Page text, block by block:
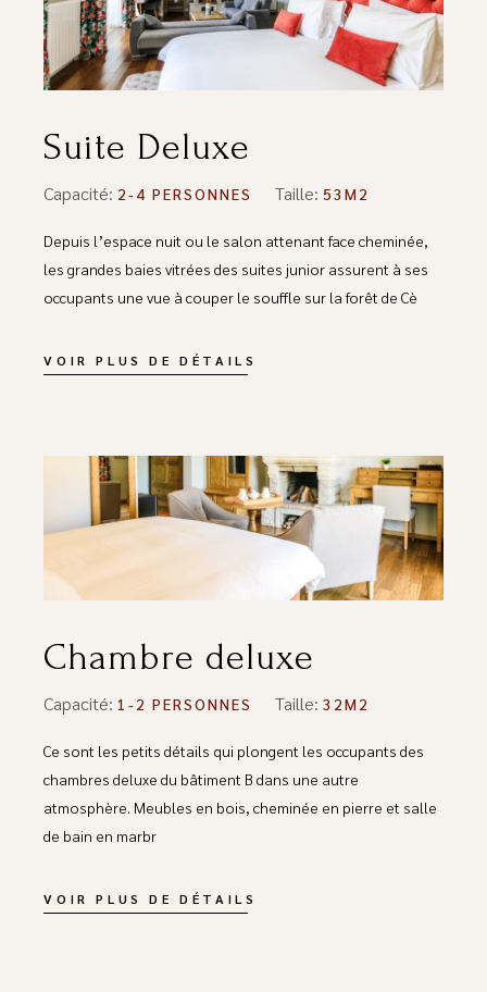
Suite Deluxe
Capacité: 2-4 PERSONNES Taille: 53M2
Depuis l’espace nuit ou le salon attenant face cheminée,
les grandes baies vitrées des suites junior assurent à ses
occupants une vue à couper le souffle sur la forêt de Cè
VOIR PLUS DE DÉTAILS
Chambre deluxe
Capacité: 1-2 PERSONNES Taille: 32M2
Ce sont les petits détails qui plongent les occupants des
chambres deluxe du bâtiment B dans une autre
atmosphère. Meubles en bois, cheminée en pierre et salle
de bain en marbr
VOIR PLUS DE DÉTAILS